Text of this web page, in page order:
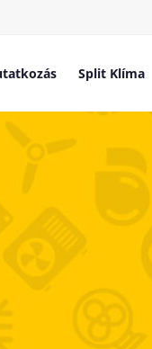
Split Klíma